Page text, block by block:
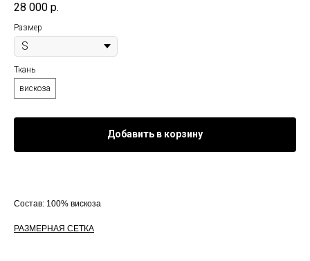
28 000 р.
Размер
Ткань
вискоза
Добавить в корзину
Состав: 100% вискоза
РАЗМЕРНАЯ СЕТКА